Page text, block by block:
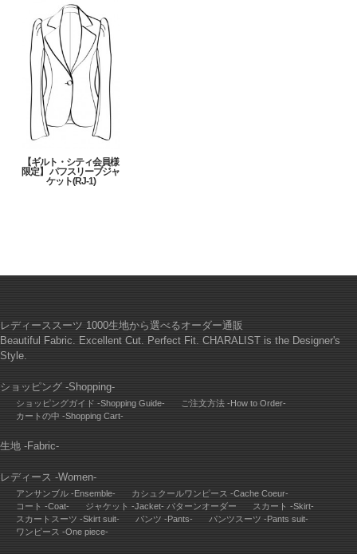
【ギルト・シティ会員様
限定】 パフスリーブジャ
ケット(RJ-1)
レディーススーツ 1000生地から選べるオーダー通販
Beautiful Fabric. Excellent Cut. Perfect Fit. CHARALIST is the Designer's
Style.
ショッピング -Shopping-
ショッピングガイド -Shopping Guide-
ご注文方法 -How to Order-
カートの中 -Shopping Cart-
生地 -Fabric-
レディース -Women-
アンサンブル -Ensemble-
カシュクールワンピース -Cache Coeur-
コート -Coat-
ジャケット -Jacket- パターンオーダー
スカート -Skirt-
スカートスーツ -Skirt suit-
パンツ -Pants-
パンツスーツ -Pants suit-
ワンピース -One piece-